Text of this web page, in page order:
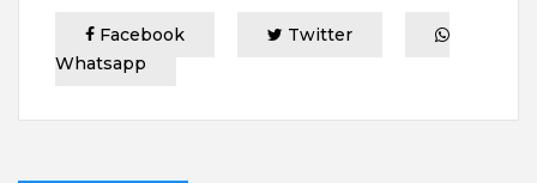
Facebook
Twitter
Whatsapp